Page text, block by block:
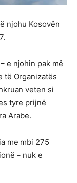
njohu Kosovën
e njohin pak më
të Organizatës
veten si
tyre prijnë
Arabe.
me mbi 275
– nuk e